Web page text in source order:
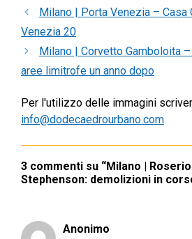
Milano | Porta Venezia – Casa
Venezia 20
Milano | Corvetto Gamboloita
aree limitrofe un anno dopo
Per l'utilizzo delle immagini
info@dodecaedrourbano.com
3 commenti su “Milano |
Stephenson: demolizioni in
Anonimo